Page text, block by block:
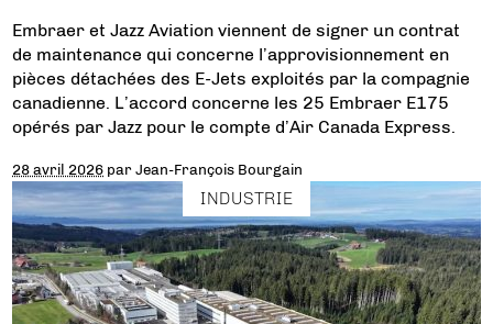
Embraer et Jazz Aviation viennent de signer un contrat
de maintenance qui concerne l’approvisionnement en
pièces détachées des E-Jets exploités par la compagnie
canadienne. L’accord concerne les 25 Embraer E175
opérés par Jazz pour le compte d’Air Canada Express.
28 avril 2026 parJean-François Bourgain
INDUSTRIE